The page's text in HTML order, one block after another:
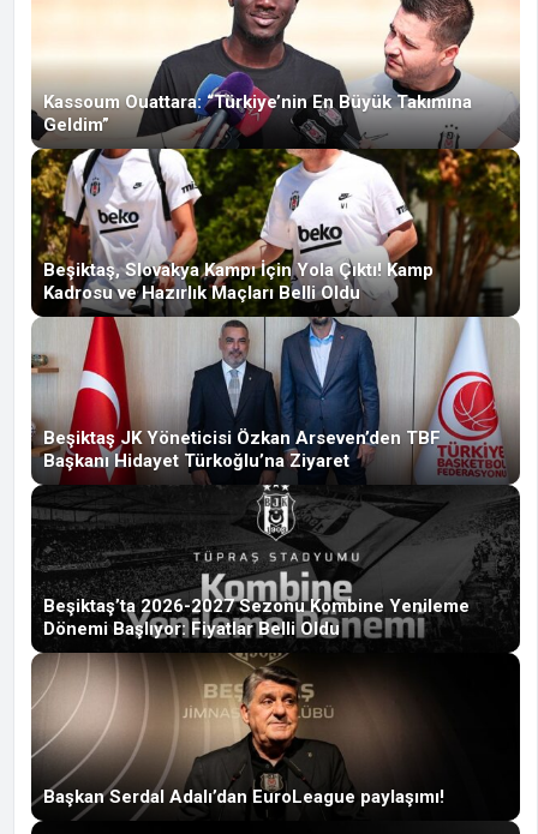
Kassoum Ouattara: “Türkiye’nin En Büyük Takımına
Geldim”
Beşiktaş, Slovakya Kampı İçin Yola Çıktı! Kamp
Kadrosu ve Hazırlık Maçları Belli Oldu
Beşiktaş JK Yöneticisi Özkan Arseven’den TBF
Başkanı Hidayet Türkoğlu’na Ziyaret
Beşiktaş’ta 2026-2027 Sezonu Kombine Yenileme
Dönemi Başlıyor: Fiyatlar Belli Oldu
Başkan Serdal Adalı’dan EuroLeague paylaşımı!